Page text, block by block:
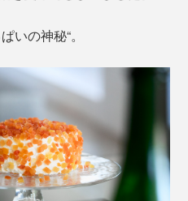
いの神秘“。